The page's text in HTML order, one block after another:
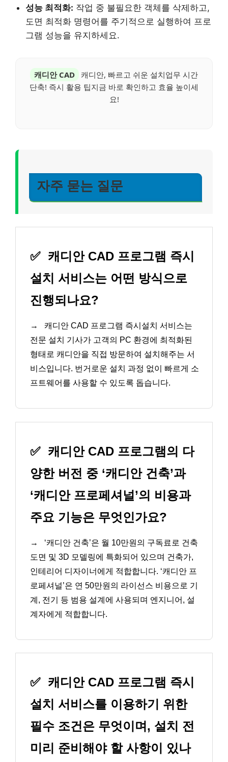
성능 최적화: 작업 중 불필요한 객체를 삭제하고,
도면 최적화 명령어를 주기적으로 실행하여 프로
그램 성능을 유지하세요.
캐디안 CAD
캐디안, 빠르고 쉬운 설치업무 시간
단축! 즉시 활용 팁지금 바로 확인하고 효율 높이세
요!
자주 묻는 질문
✅ 캐디안 CAD 프로그램 즉시
설치 서비스는 어떤 방식으로
진행되나요?
→
캐디안 CAD 프로그램 즉시설치 서비스는
전문 설치 기사가 고객의 PC 환경에 최적화된
형태로 캐디안을 직접 방문하여 설치해주는 서
비스입니다. 번거로운 설치 과정 없이 빠르게 소
프트웨어를 사용할 수 있도록 돕습니다.
✅ 캐디안 CAD 프로그램의 다
양한 버전 중 ‘캐디안 건축’과
‘캐디안 프로페셔널’의 비용과
주요 기능은 무엇인가요?
→
‘캐디안 건축’은 월 10만원의 구독료로 건축
도면 및 3D 모델링에 특화되어 있으며 건축가,
인테리어 디자이너에게 적합합니다. ‘캐디안 프
로페셔널’은 연 50만원의 라이선스 비용으로 기
계, 전기 등 범용 설계에 사용되며 엔지니어, 설
계자에게 적합합니다.
✅ 캐디안 CAD 프로그램 즉시
설치 서비스를 이용하기 위한
필수 조건은 무엇이며, 설치 전
미리 준비해야 할 사항이 있나